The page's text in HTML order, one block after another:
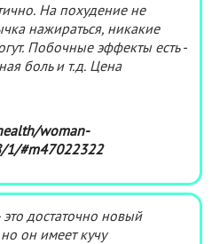
На похудение не
нажираться, никакие
Побочные эффекты есть -
боль и т.д. Цена
woman-
1/#m47022322
достаточно новый
он имеет кучу